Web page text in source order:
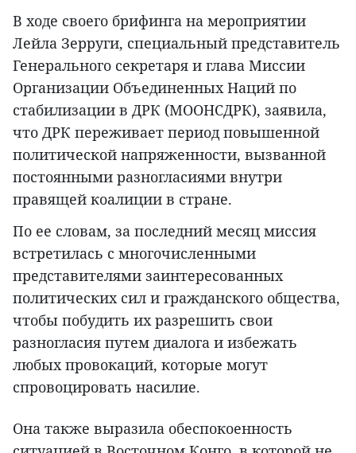
В ходе своего брифинга на мероприятии
Лейла Зерруги, специальный представитель
Генерального секретаря и глава Миссии
Организации Объединенных Наций по
стабилизации в ДРК (МООНСДРК), заявила,
что ДРК переживает период повышенной
политической напряженности, вызванной
постоянными разногласиями внутри
правящей коалиции в стране.
По ее словам, за последний месяц миссия
встретилась с многочисленными
представителями заинтересованных
политических сил и гражданского общества,
чтобы побудить их разрешить свои
разногласия путем диалога и избежать
любых провокаций, которые могут
спровоцировать насилие.
Она также выразила обеспокоенность